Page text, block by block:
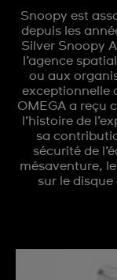
Snoopy est
depuis les
Silver Snoopy
l’agence
ou aux
exceptionnelle
OMEGA a reçu
l’histoire de
sa
sécurité de
mésaventure,
sur le